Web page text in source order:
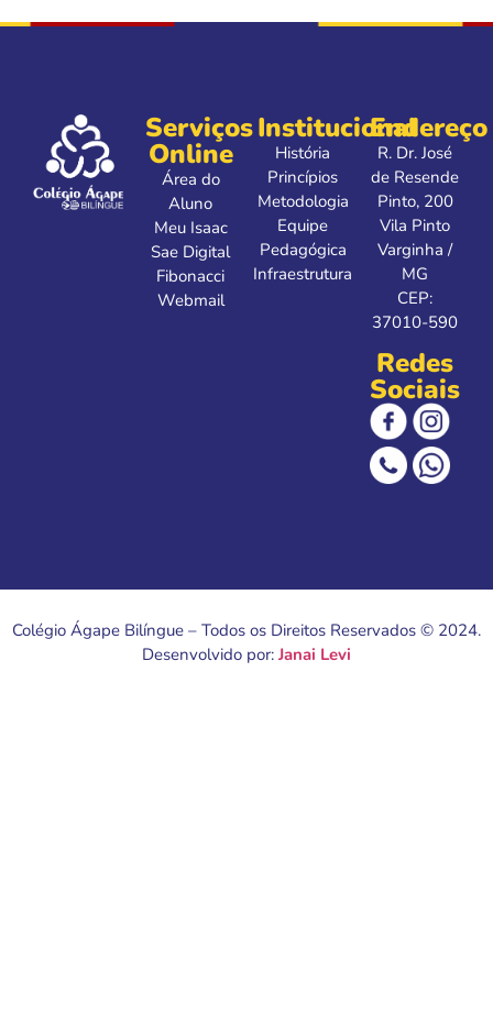
Serviços
Online
Área do
Aluno
Meu Isaac
Sae Digital
Fibonacci
Webmail
Institucional
História
Princípios
Metodologia
Equipe
Pedagógica
Infraestrutura
Endereço
R. Dr. José
de Resende
Pinto, 200
Vila Pinto
Varginha /
MG
CEP:
37010-590
Redes
Sociais
Colégio Ágape Bilíngue – Todos os Direitos Reservados © 2024.
Desenvolvido por: Janai Levi